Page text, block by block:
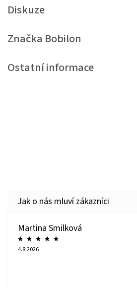
Diskuze
Značka Bobilon
Ostatní informace
Martina Smilková
4.8.2026